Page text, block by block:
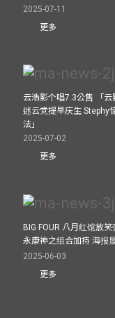
2025-07-11
更多
云浩影个唱7.3公售 「
迷云党提早庆生 Stephy
法」
2025-07-02
更多
BIG FOUR 八月红馆放
永康神之组合加持 海报
2025-06-03
更多